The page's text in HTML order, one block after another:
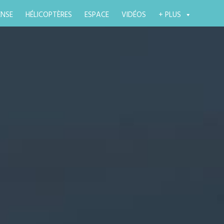
HÉLICOPTÈRES ESPACE VIDÉOS + PLUS